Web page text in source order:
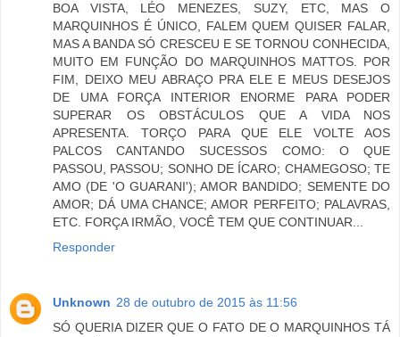
BOA VISTA, LÉO MENEZES, SUZY, ETC, MAS O
MARQUINHOS É ÚNICO, FALEM QUEM QUISER FALAR,
MAS A BANDA SÓ CRESCEU E SE TORNOU CONHECIDA,
MUITO EM FUNÇÃO DO MARQUINHOS MATTOS. POR
FIM, DEIXO MEU ABRAÇO PRA ELE E MEUS DESEJOS
DE UMA FORÇA INTERIOR ENORME PARA PODER
SUPERAR OS OBSTÁCULOS QUE A VIDA NOS
APRESENTA. TORÇO PARA QUE ELE VOLTE AOS
PALCOS CANTANDO SUCESSOS COMO: O QUE
PASSOU, PASSOU; SONHO DE ÍCARO; CHAMEGOSO; TE
AMO (DE 'O GUARANI'); AMOR BANDIDO; SEMENTE DO
AMOR; DÁ UMA CHANCE; AMOR PERFEITO; PALAVRAS,
ETC. FORÇA IRMÃO, VOCÊ TEM QUE CONTINUAR...
Responder
Unknown 28 de outubro de 2015 às 11:56
SÓ QUERIA DIZER QUE O FATO DE O MARQUINHOS TÁ